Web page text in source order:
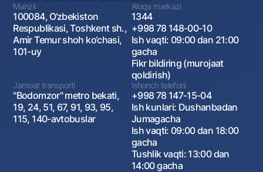
Manzil
100084, O‘zbekiston
Respublikasi, Toshkent sh.,
Amir Temur shoh ko‘chasi,
101-uy
Aloqa markazi
1344
+998 78 148-00-10
Ish vaqti: 09:00 dan 21:00
gacha
Fikr bildiring (murojaat
qoldirish)
Jamoat transporti
"Bodomzor" metro bekati,
19, 24, 51, 67, 91, 93, 95,
115, 140-avtobuslar
Ishonch telefoni
+998 78 147-15-04
Ish kunlari: Dushanbadan
Jumagacha
Ish vaqti: 09:00 dan 18:00
gacha
Tushlik vaqti: 13:00 dan
14:00 gacha